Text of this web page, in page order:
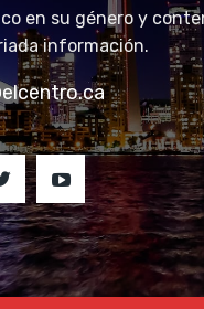
en su género y
información.